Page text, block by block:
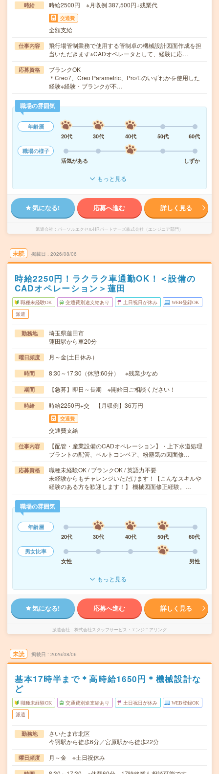
時給 時給2500円 ※月収例 387,500円+残業代
交通費
全額支給
仕事内容
飛行場管制業務で使用する管制卓の機械設計図面作成を担
当いただきます※CADオペレータとして、経験に応…
応募資格
ブランクOK
＊Creo7、Creo Parametric、Pro/Eのいずれかを使用した
経験※経験・ブランクが不…
職場の雰囲気
年齢層
20代
30代 40代 50代
60代
職場の様子
活気がある
しずか
もっと見る
気になる! 応募へ進む 詳しく見る
派遣会社 パーソルエクセルHRパートナーズ株式会社（エンジニア部門）
未読 掲載日 2026/08/06
時給2250円！ラクラク車通勤OK！＜設備の
CADオペレーション＞蓮田
職種未経験OK 交通費別途支給あり 土日祝日が休み WEB登録OK
派遣
勤務地
埼玉県蓮田市
蓮田駅から車20分
曜日頻度 月～金(土日休み）
時間 8:30～17:30（休憩:60分） ※残業少なめ
期間 【急募】即日～長期 ※開始日ご相談ください！
時給 時給2250円+交 【月収例】36万円
交通費
交通費支給
仕事内容
【配管・産業設備のCADオペレーション】・上下水道処理
プラントの配管、ベルトコンベア、粉塵気の図面修…
応募資格
職種未経験OK / ブランクOK / 英語力不要
未経験からもチャレンジいただけます！【こんなスキルや
経験のある方を歓迎します！】 機械図面修正経験。…
職場の雰囲気
年齢層
20代
30代 40代 50代
60代
男女比率
女性
男性
もっと見る
気になる! 応募へ進む 詳しく見る
派遣会社 株式会社スタッフサービス・エンジニアリング
未読 掲載日 2026/08/06
基本17時半まで＊高時給1650円＊機械設計な
ど
職種未経験OK 交通費別途支給あり 土日祝日が休み WEB登録OK
派遣
勤務地
さいたま市北区
今羽駅から徒歩6分／宮原駅から徒歩22分
曜日頻度 月～金 ※土日祝休み